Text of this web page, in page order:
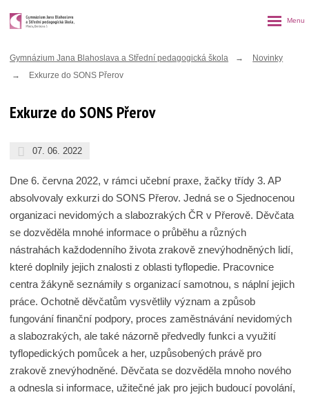
Gymnázium Jana Blahoslava a Střední pedagogická škola
Novinky
Exkurze do SONS Přerov
Exkurze do SONS Přerov
07. 06. 2022
Dne 6. června 2022, v rámci učební praxe, žačky třídy 3. AP
absolvovaly exkurzi do SONS Přerov. Jedná se o Sjednocenou
organizaci nevidomých a slabozrakých ČR v Přerově. Děvčata
se dozvěděla mnohé informace o průběhu a různých
nástrahách každodenního života zrakově znevýhodněných lidí,
které doplnily jejich znalosti z oblasti tyflopedie. Pracovnice
centra žákyně seznámily s organizací samotnou, s náplní jejich
práce. Ochotně děvčatům vysvětlily význam a způsob
fungování finanční podpory, proces zaměstnávání nevidomých
a slabozrakých, ale také názorně předvedly funkci a využití
tyflopedických pomůcek a her, uzpůsobených právě pro
zrakově znevýhodněné. Děvčata se dozvěděla mnoho nového
a odnesla si informace, užitečné jak pro jejich budoucí povolání,